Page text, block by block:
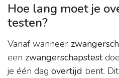
Hoe lang moet je
testen?
Vanaf wanneer
een zwangerschapstest
je één dag overtijd bent.